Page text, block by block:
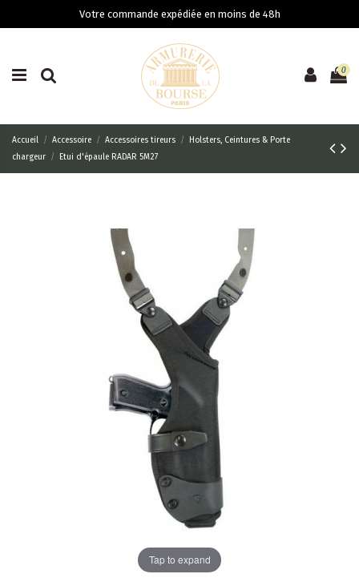
Votre commande expédiée en moins de 48h
0
Accueil Accessoire Accessoires tireurs
Holsters, Ceintures & Porte
chargeur
Etui d'épaule RADAR 5M27
Tap to expand